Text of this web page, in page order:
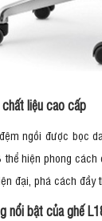
liệu cao cấp
ngồi được bọc
thể hiện phong
đại, phá cách đầy
nổi bật của ghế